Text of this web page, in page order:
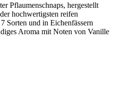
Pflaumenschnaps, hergestellt
hochwertigsten reifen
Sorten und in Eichenfässern
Aroma mit Noten von Vanille